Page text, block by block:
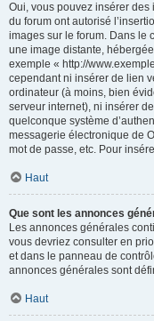
Oui, vous pouvez insérer
du forum ont autorisé
images sur le forum. Dans le
une image distante,
exemple « http://
cependant ni insérer de lien
ordinateur (à moins, bien
serveur internet), ni insérer
quelconque système
messagerie électronique de
mot de passe, etc. Pour
Haut
Que sont les annonces
Les annonces générales
vous devriez consulter en
et dans le panneau de
annonces générales sont
Haut